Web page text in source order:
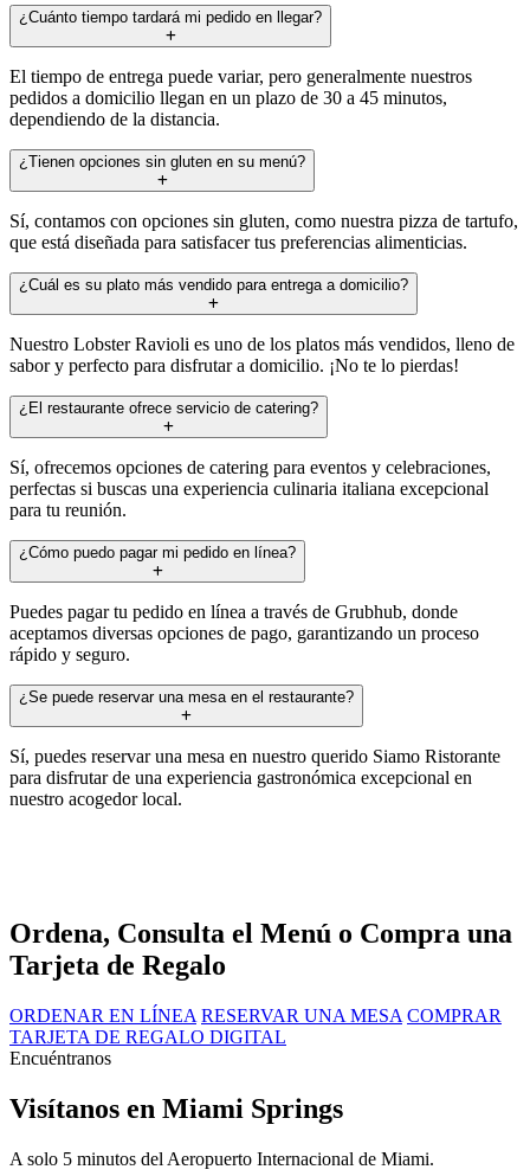
¿Cuánto tiempo tardará mi pedido en llegar?
El tiempo de entrega puede variar, pero generalmente nuestros
pedidos a domicilio llegan en un plazo de 30 a 45 minutos,
dependiendo de la distancia.
¿Tienen opciones sin gluten en su menú?
Sí, contamos con opciones sin gluten, como nuestra pizza de tartufo,
que está diseñada para satisfacer tus preferencias alimenticias.
¿Cuál es su plato más vendido para entrega a domicilio?
Nuestro Lobster Ravioli es uno de los platos más vendidos, lleno de
sabor y perfecto para disfrutar a domicilio. ¡No te lo pierdas!
¿El restaurante ofrece servicio de catering?
Sí, ofrecemos opciones de catering para eventos y celebraciones,
perfectas si buscas una experiencia culinaria italiana excepcional
para tu reunión.
¿Cómo puedo pagar mi pedido en línea?
Puedes pagar tu pedido en línea a través de Grubhub, donde
aceptamos diversas opciones de pago, garantizando un proceso
rápido y seguro.
¿Se puede reservar una mesa en el restaurante?
Sí, puedes reservar una mesa en nuestro querido Siamo Ristorante
para disfrutar de una experiencia gastronómica excepcional en
nuestro acogedor local.
Ordena, Consulta el Menú o Compra una
Tarjeta de Regalo
ORDENAR EN LÍNEA RESERVAR UNA MESA COMPRAR
TARJETA DE REGALO DIGITAL
Encuéntranos
Visítanos en Miami Springs
A solo 5 minutos del Aeropuerto Internacional de Miami.